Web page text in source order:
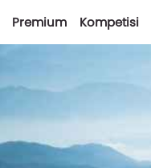
Premium Kompetisi